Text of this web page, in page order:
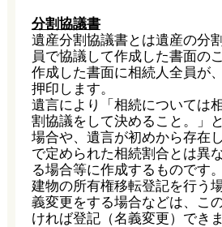
分割協議書
遺産分割協議書とは遺産の分
員で協議して作成した書面の
作成した書面に相続人全員が
押印します。
遺言により「相続については
割協議をして決めること。」
場合や、遺言が初めから存在
で定められた相続割合とは異
る場合等に作成するものです
建物の所有権移転登記を行う
義変更をする場合などは、こ
ければ登記（名義変更）できま